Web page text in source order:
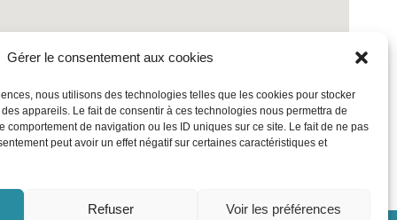
Gérer le consentement aux cookies
nous utilisons des technologies telles que les cookies pour stocker
appareils. Le fait de consentir à ces technologies nous permettra de
comportement de navigation ou les ID uniques sur ce site. Le fait de ne pas
peut avoir un effet négatif sur certaines caractéristiques et
Refuser Voir les préférences